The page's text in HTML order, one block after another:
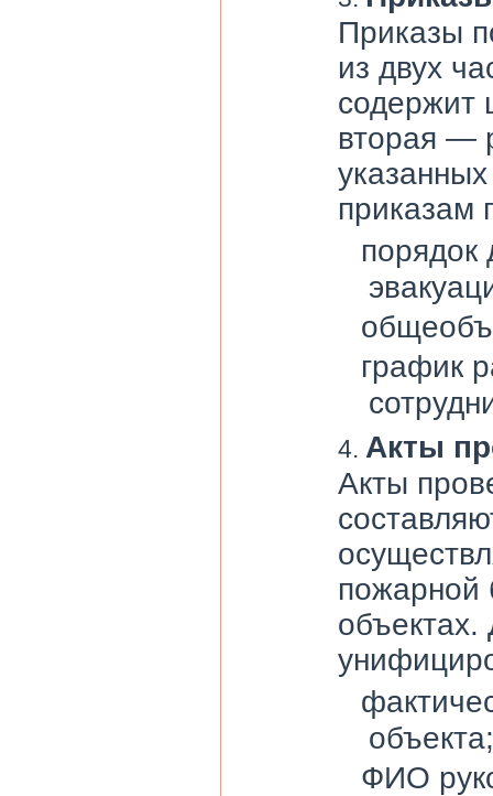
Приказы
из двух
содержит
вторая —
приказам
порядок
график
Акты
Акты
пожарной
объектах.
объекта;
ФИО